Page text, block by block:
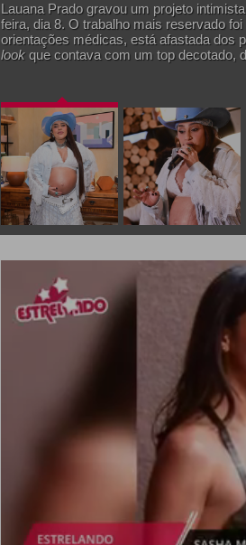
Lauana Prado gravou um projeto
feira, dia 8. O trabalho mais reservado
orientações médicas, está afastada dos
lookque contava com um top decotado,